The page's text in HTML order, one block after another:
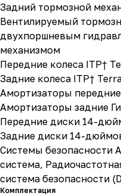
Задний тормозной
Вентилируемый
двухпоршневым
механизмом
Передние колеса ITP†
Задние колеса ITP†
Амортизаторы
Амортизаторы задние
Передние диски 14-
Задние диски 14-
Системы безопасности
система,
система безопасности
Комплектация